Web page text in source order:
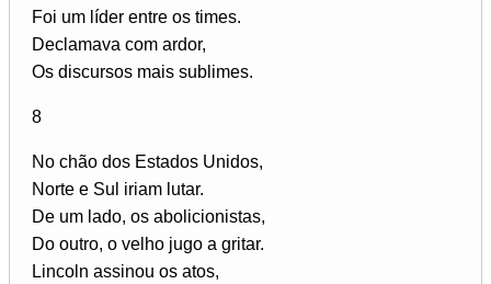
Foi um líder entre os times.
Declamava com ardor,
Os discursos mais sublimes.
8
No chão dos Estados Unidos,
Norte e Sul iriam lutar.
De um lado, os abolicionistas,
Do outro, o velho jugo a gritar.
Lincoln assinou os atos,